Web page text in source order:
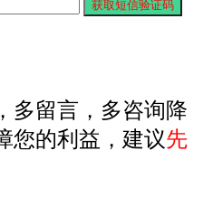
多留言，多咨询降
您的利益，建议先